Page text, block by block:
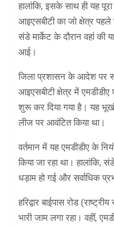
हालांकि, इसके साथ ही यह
आइएसबीटी का जो क्षेत्र
संडे मार्केट के दौरान वहां की
आई।
जिला प्रशासन के आदेश पर
आइएसबीटी क्षेत्र में
शुरू कर दिया गया है। यह
लीज पर आवंटित किया था।
वर्तमान में यह एमडीडीए के
किया जा रहा था। हालांकि,
धड़ाम हो गई और सर्वाधिक
हरिद्वार बाईपास रोड
भारी जाम लगा रहा। वहीं,